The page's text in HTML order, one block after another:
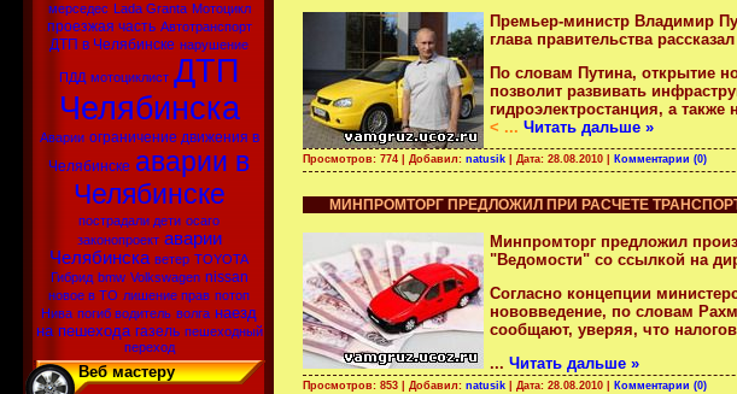
мерседес Lada Granta Мотоцикл
проезжая часть Автотранспорт
ДТП в Челябинске нарушение
ПДД мотоциклист ДТП
Челябинска
Аварии ограничение движения в
Челябинске аварии в
Челябинске
пострадали дети осаго
законопроект аварии
Челябинска ветер TOYOTA
Гибрид bmw Volkswagen nissan
новое в ТО лишение прав потоп
Нива погиб водитель волга наезд
на пешехода газель пешеходный
переход
Веб мастеру
Премьер-министр Владимир
глава правительства
По словам Путина, открытие
позволит развивать
гидроэлектростанция, а
< ... Читать дальше »
Просмотров: 774 | Добавил: natusik | Дата: 28.08.2010 Комментарии (0)
МИНПРОМТОРГ ПРЕДЛОЖИЛ ПРИ РАСЧЕТЕ
Минпромторг предложил
"Ведомости" со ссылкой на
Согласно концепции
нововведение, по словам
сообщают, уверяя, что
... Читать дальше »
Просмотров: 853 | Добавил: natusik | Дата: 28.08.2010 Комментарии (0)